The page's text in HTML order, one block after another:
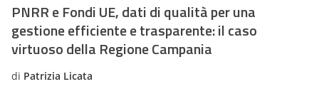
PNRR e Fondi UE, dati di qualità per una
gestione efficiente e trasparente: il caso
virtuoso della Regione Campania
di Patrizia Licata